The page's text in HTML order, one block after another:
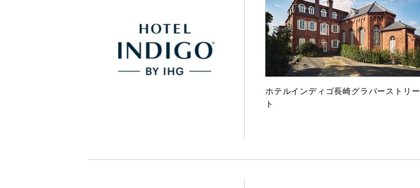
ホテルインディゴ長崎グラバーストリー
ト